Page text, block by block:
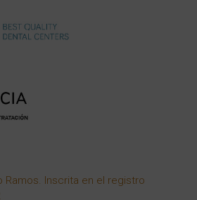
Ramos. Inscrita en el registro